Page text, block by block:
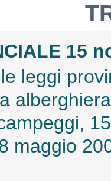
15
leggi
maggio